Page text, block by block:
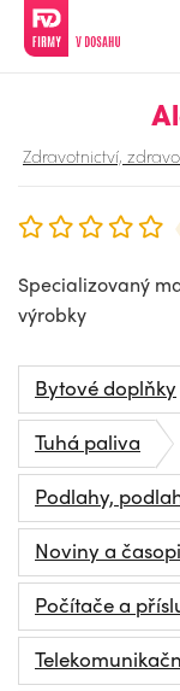
Zdravotnictví,
Specializovaný
výrobky
Bytové doplňky
Tuhá paliva
Podlahy,
Noviny a
Počítače a